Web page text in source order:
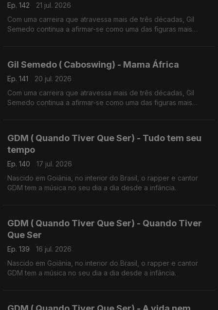
Ep. 142
21 jul. 2026
Com uma carreira que atravessa mais de três décadas, Gil
Semedo continua a afirmar-se como uma das figuras mais
Gil Semedo ( Caboswing) - Mama África
Ep. 141
20 jul. 2026
Com uma carreira que atravessa mais de três décadas, Gil
Semedo continua a afirmar-se como uma das figuras mais
GDM ( Quando Tiver Que Ser) - Tudo tem seu
tempo
Ep. 140
17 jul. 2026
Nascido em Goiânia, no interior do Brasil, o rapper e cantor
GDM tem a música no seu dia a dia desde a infância.
GDM ( Quando Tiver Que Ser) - Quando Tiver
Que Ser
Ep. 139
16 jul. 2026
Nascido em Goiânia, no interior do Brasil, o rapper e cantor
GDM tem a música no seu dia a dia desde a infância.